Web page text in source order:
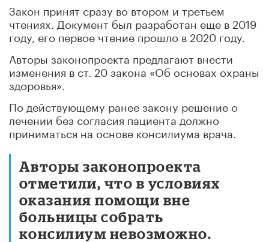
Закон принят сразу во втором и третьем
чтениях. Документ был разработан еще в 2019
году, его первое чтение прошло в 2020 году.
Авторы законопроекта предлагают внести
изменения в ст. 20 закона «Об основах охраны
здоровья».
По действующему ранее закону решение о
лечении без согласия пациента должно
приниматься на основе консилиума врача.
Авторы законопроекта
отметили, что в условиях
оказания помощи вне
больницы собрать
консилиум невозможно.